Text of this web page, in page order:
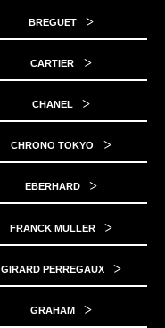
BREGUET
CARTIER
CHANEL
CHRONO TOKYO
EBERHARD
FRANCK MULLER
GIRARD PERREGAUX
GRAHAM